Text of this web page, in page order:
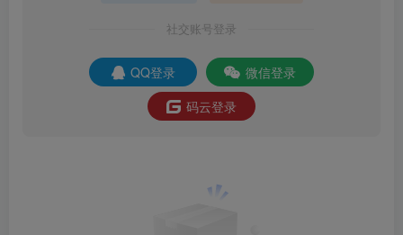
社交账号登录
QQ登录
微信登录
码云登录